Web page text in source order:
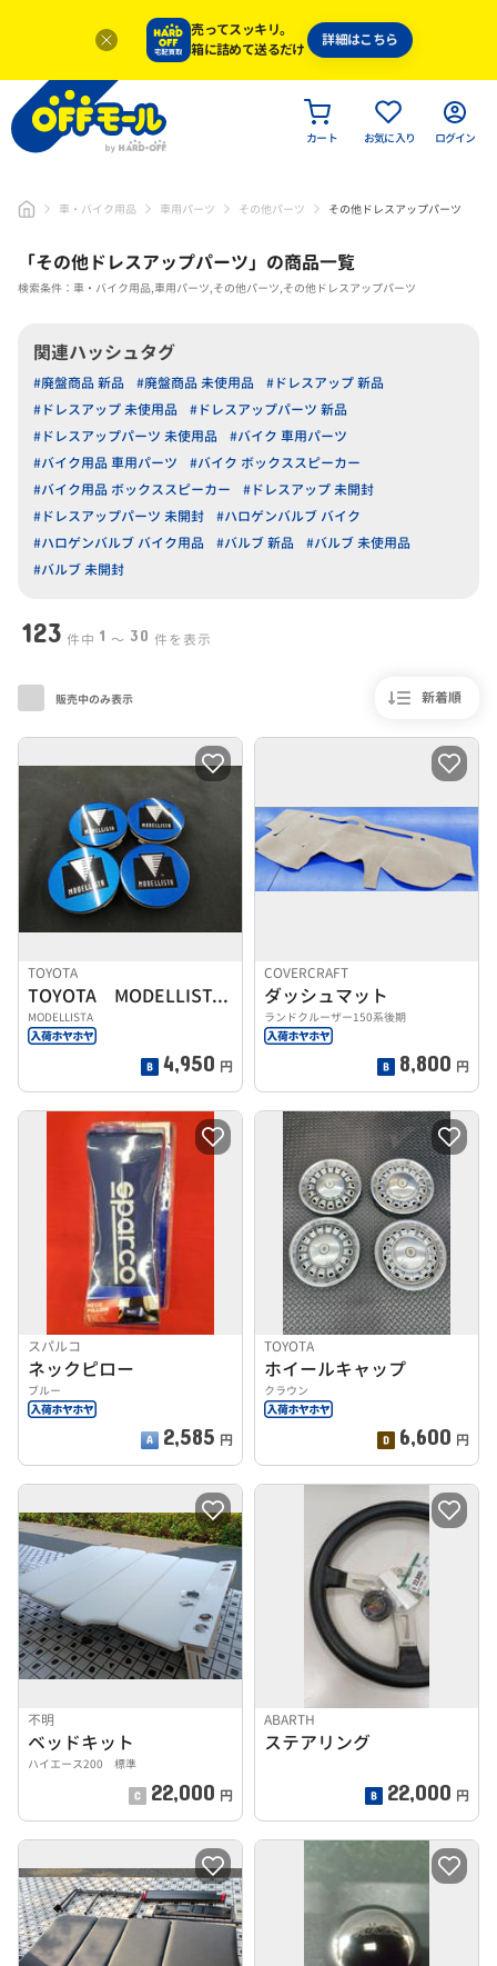
売ってスッキリ。
箱に詰めて送るだけ
詳細はこちら
カート お気に入り ログイン
車・バイク用品 車用パーツ その他パーツ その他ドレスアップパーツ
「その他ドレスアップパーツ」 の商品一覧
検索条件：車・バイク用品,車用パーツ,その他パーツ,その他ドレスアップパーツ
関連ハッシュタグ
#廃盤商品 新品 #廃盤商品 未使用品
#ドレスアップ 新品
#ドレスアップ 未使用品
#ドレスアップパーツ 新品
#ドレスアップパーツ 未使用品
#バイク 車用パーツ
#バイク用品 車用パーツ
#バイク ボックススピーカー
#バイク用品 ボックススピーカー
#ドレスアップ 未開封
#ドレスアップパーツ 未開封
#ハロゲンバルブ バイク
#ハロゲンバルブ バイク用品
#バルブ 新品
#バルブ 未使用品
#バルブ 未開封
123 件中 1 〜 30 件を表示
新着順
販売中のみ表示
TOYOTA
TOYOTA MODELLISTA センターキャップ
MODELLISTA
4,950 円
COVERCRAFT
ダッシュマット
ランドクルーザー150系後期
8,800 円
スパルコ
ネックピロー
ブルー
2,585 円
TOYOTA
ホイールキャップ
クラウン
6,600 円
不明
ベッドキット
ハイエース200 標準
22,000 円
ABARTH
ステアリング
22,000 円